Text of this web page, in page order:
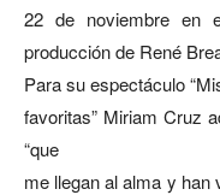
22 de noviembre en
producción de René
Para su espectáculo
favoritas” Miriam Cruz
“que
me llegan al alma y han